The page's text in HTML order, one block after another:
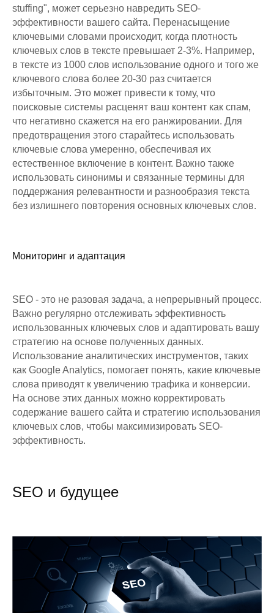
stuffing", может серьезно навредить SEO-
эффективности вашего сайта. Перенасыщение
ключевыми словами происходит, когда плотность
ключевых слов в тексте превышает 2-3%. Например,
в тексте из 1000 слов использование одного и того же
ключевого слова более 20-30 раз считается
избыточным. Это может привести к тому, что
поисковые системы расценят ваш контент как спам,
что негативно скажется на его ранжировании. Для
предотвращения этого старайтесь использовать
ключевые слова умеренно, обеспечивая их
естественное включение в контент. Важно также
использовать синонимы и связанные термины для
поддержания релевантности и разнообразия текста
без излишнего повторения основных ключевых слов.
Мониторинг и адаптация
SEO - это не разовая задача, а непрерывный процесс.
Важно регулярно отслеживать эффективность
использованных ключевых слов и адаптировать вашу
стратегию на основе полученных данных.
Использование аналитических инструментов, таких
как Google Analytics, помогает понять, какие ключевые
слова приводят к увеличению трафика и конверсии.
На основе этих данных можно корректировать
содержание вашего сайта и стратегию использования
ключевых слов, чтобы максимизировать SEO-
эффективность.
SEO и будущее